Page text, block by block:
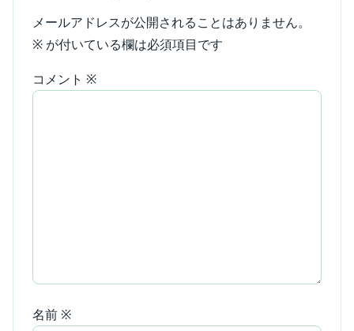
メールアドレスが公開されることはありません。
※ が付いている欄は必須項目です
コメント ※
名前 ※